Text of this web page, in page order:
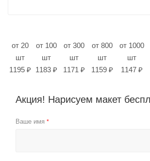
от 20
шт
1195 ₽
от 100
шт
1183 ₽
от 300
шт
1171 ₽
от 800
шт
1159 ₽
от 1000
шт
1147 ₽
Акция! Нарисуем макет
Ваше имя *